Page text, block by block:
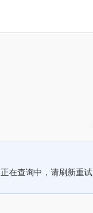
正在查询中，请刷新重试